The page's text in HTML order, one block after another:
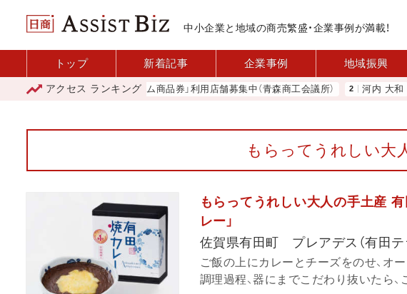
中小企業と地域の商売繁盛・企業事例が満載！
トップ 新着記事 企業事例 地域振興
アクセス ランキング
「青森市プレミアム商品券」利用店舗募集中（青森商工会議所） 河内 大和 中小
もらってうれしい大
もらってうれしい大人の手土産
レー」
佐賀県有田町 プレアデス（有田テ
ご飯の上にカレーとチーズをのせ、オ
調理過程、器にまでこだわり抜いたら、